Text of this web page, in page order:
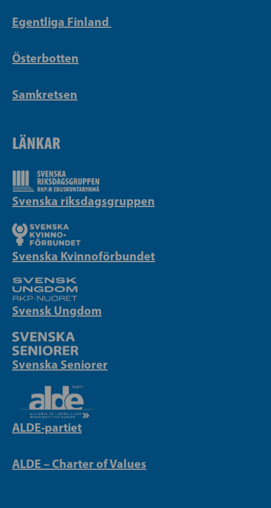
Egentliga Finland
Österbotten
Samkretsen
LÄNKAR
Svenska riksdagsgruppen
Svenska Kvinnoförbundet
Svensk Ungdom
Svenska Seniorer
ALDE-partiet
ALDE – Charter of Values